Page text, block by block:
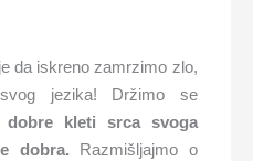
da iskreno zamrzimo zlo,
jezika! Držimo se
dobre kleti srca svoga
dobra. Razmišljajmo o